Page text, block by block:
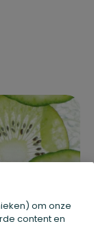
om onze
content en